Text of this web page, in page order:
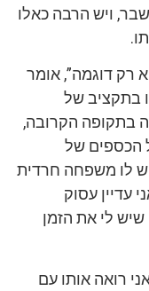
ויש הרבה כאלו
רק דוגמה”, אומר
בתקציב של
בתקופה הקרובה,
הכספים של
לו משפחה חרדית
עדיין עסוק
לי את הזמן
רואה אותו עם